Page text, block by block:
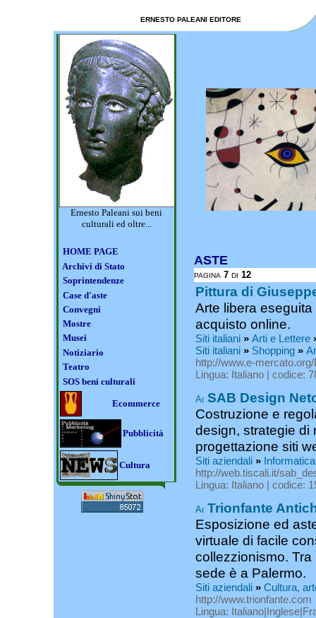
ERNESTO PALEANI EDITORE
Ernesto Paleani sui beni
culturali ed oltre...
HOME PAGE
Archivi di Stato
Soprintendenze
Case d'aste
Convegni
Mostre
Musei
Notiziario
Teatro
SOS beni culturali
Ecommerce
Pubblicità
Cultura
ASTE
PAGINA 7 DI 12
Pittura di
Arte libera
acquisto online.
Siti italiani » Arti e Lettere
Siti italiani » Shopping »
http://www.e-mercato.org/
Lingua: Italiano | codice:
SAB Design
Costruzione e
design, strategie di
progettazione siti
Siti aziendali »
http://web.tiscali.it/
Lingua: Italiano | codice:
Trionfante
Esposizione ed
virtuale di facile
collezzionismo.
sede è a Palermo.
Siti aziendali » Cultura,
http://www.trionfante.com
Lingua: